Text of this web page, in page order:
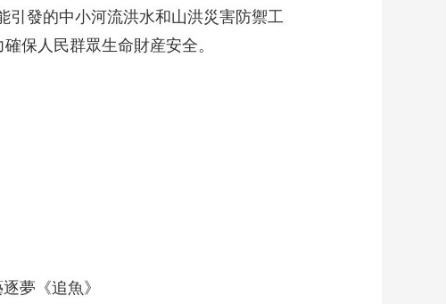
洋 時尚 天氣 才藝 網展 央央好物
引發的中小河流洪水和山洪災害防禦工
保人民群眾生命財産安全。
夢《追魚》